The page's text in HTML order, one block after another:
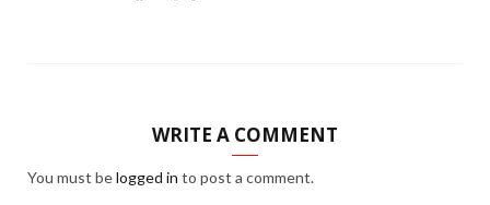
WRITE A COMMENT
You must belogged in to post a comment.